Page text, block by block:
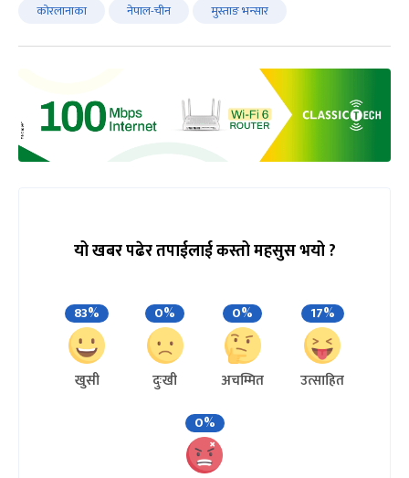
कोरलानाका नेपाल-चीन मुस्ताङ भन्सार
यो खबर पढेर तपाईलाई कस्तो महसुस भयो ?
83%
खुसी
0%
दुःखी
0%
अचम्मित
17%
उत्साहित
0%